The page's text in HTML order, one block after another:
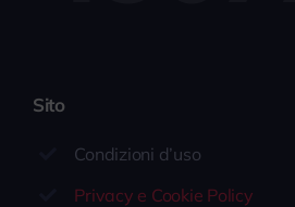
Sito
Condizioni d’uso
Privacy e Cookie Policy